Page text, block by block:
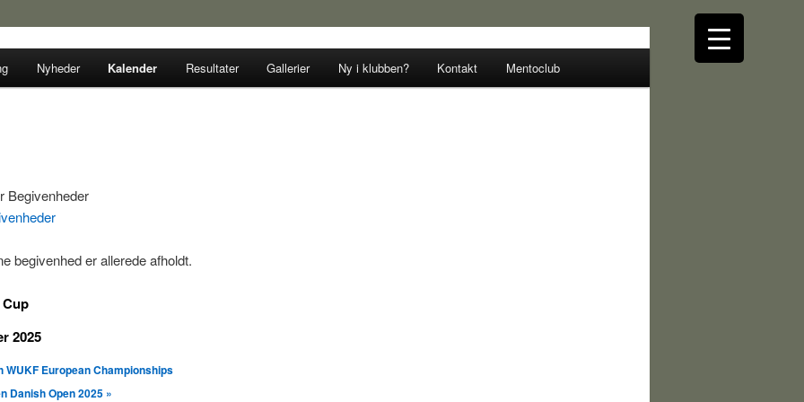
Solrød
Nyheder Kalender Resultater Gallerier Ny i klubben? Kontakt Mentoclub
begivenhed er allerede afholdt.
2025
WUKF European Championships
Danish Open 2025 »